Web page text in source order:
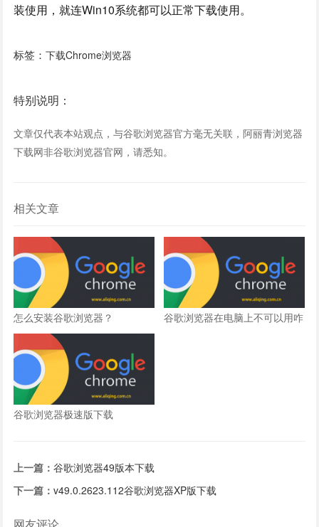
装使用，就连Win10系统都可以正常下载使用。
标签：下载Chrome浏览器
特别说明：
文章仅代表本站观点，与谷歌浏览器官方毫无关联，阿丽青浏览器
下载网非谷歌浏览器官网，请悉知。
相关文章
怎么安装谷歌浏览器？
谷歌浏览器在电脑上不可以用咋
谷歌浏览器极速版下载
上一篇：谷歌浏览器49版本下载
下一篇：v49.0.2623.112谷歌浏览器XP版下载
网友评论